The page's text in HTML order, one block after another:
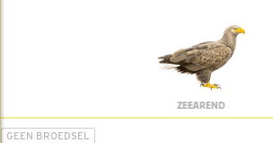
ZEEAREND
GEEN BROEDSEL